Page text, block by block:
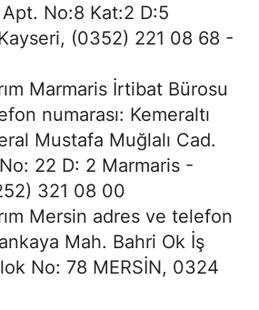
No:8 Kat:2 D:5
(0352) 221 08 68 -
Marmaris İrtibat Bürosu
numarası: Kemeraltı
Mustafa Muğlalı Cad.
22 D: 2 Marmaris -
321 08 00
Mersin adres ve telefon
Mah. Bahri Ok İş
No: 78 MERSİN, 0324